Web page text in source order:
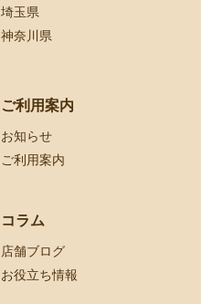
埼玉県
神奈川県
ご利用案内
お知らせ
ご利用案内
コラム
店舗ブログ
お役立ち情報